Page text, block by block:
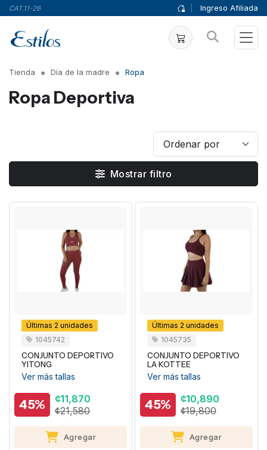
CAT.11-26 Ingreso Afiliada
Tienda Día de la madre Ropa
Ropa Deportiva
Mostrar filtro
Últimas 2 unidades
1045742
CONJUNTO DEPORTIVO
YITONG
Ver más tallas
45%
¢11,870
¢21,580
Agregar
Últimas 2 unidades
1045735
CONJUNTO DEPORTIVO
LA KOTTEE
Ver más tallas
45%
¢10,890
¢19,800
Agregar